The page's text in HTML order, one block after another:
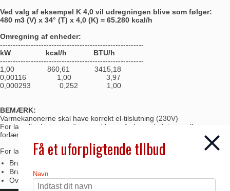
Ved valg af eksempel K 4,0 vil udregningen blive som følger:
480 m3 (V) x 34° (T) x 4,0 (K) = 65.280 kcal/h
Omregning af enheder:
--------------------------------------------------------
kW kcal/h BTU/h
--------------------------------------------------------
1,00 860,61 3415,18
0,00116 1,00 3,97
0,000293 0,252 1,00
BEMÆRK:
Varmekanonerne skal have korrekt el-tilslutning (230V)
For lav eller høj spænding samt lange forlængeledninger eller
forlængeledninger med lavt kvadrat vil give vitale driftsproblemer.
For lav spænding kan opstå ved:
Brug af forlængerledning
Brug af forlængeledning med for lavt kvadrat
Overbelastning af elnettet
Få et uforpligtende tllbud
Navn